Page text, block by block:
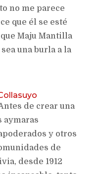
no me parece
que él se esté
Maju Mantilla
una burla a la
de crear una
y otros
de
desde 1912